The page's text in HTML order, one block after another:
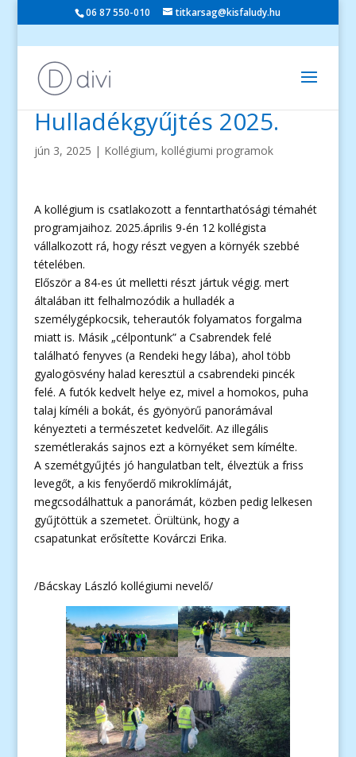
06 87 550-010 titkarsag@kisfaludy.hu
Hulladékgyűjtés 2025.
jún 3, 2025 | Kollégium, kollégiumi programok
A kollégium is csatlakozott a fenntarthatósági témahét
programjaihoz. 2025.április 9-én 12 kollégista
vállalkozott rá, hogy részt vegyen a környék szebbé
tételében.
Először a 84-es út melletti részt jártuk végig. mert
általában itt felhalmozódik a hulladék a
személygépkocsik, teherautók folyamatos forgalma
miatt is. Másik „célpontunk” a Csabrendek felé
található fenyves (a Rendeki hegy lába), ahol több
gyalogösvény halad keresztül a csabrendeki pincék
felé. A futók kedvelt helye ez, mivel a homokos, puha
talaj kíméli a bokát, és gyönyörű panorámával
kényezteti a természetet kedvelőit. Az illegális
szemétlerakás sajnos ezt a környéket sem kímélte.
A szemétgyűjtés jó hangulatban telt, élveztük a friss
levegőt, a kis fenyőerdő mikroklímáját,
megcsodálhattuk a panorámát, közben pedig lelkesen
gyűjtöttük a szemetet. Örültünk, hogy a
csapatunkat erősítette Kovárczi Erika.
/Bácskay László kollégiumi nevelő/